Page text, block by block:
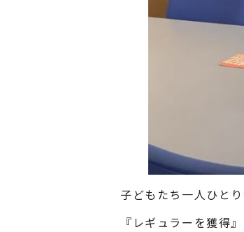
子どもたち一人ひと
『レギュラーを獲得